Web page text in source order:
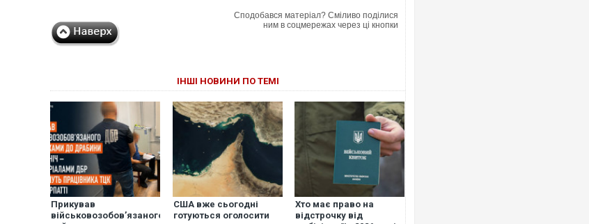
Сподобався матеріал? Сміливо поділися
ним в соцмережах через ці кнопки
ІНШІ НОВИНИ ПО ТЕМІ
Прикував
військовозобов’язаного
США вже сьогодні
готуються оголосити
Хто має право на
відстрочку від